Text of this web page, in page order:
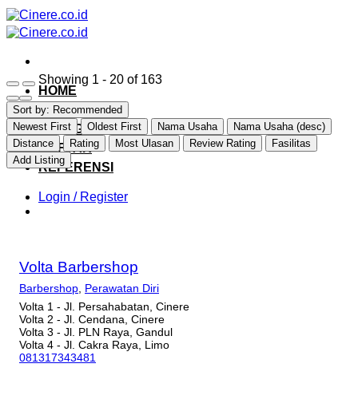
Skip
to
content
HOME
EXPLORE
CATEGORY
DAFTAR
REFERENSI
Login / Register
Showing 1 - 20 of 163
Sort by: Recommended
Newest First
Oldest First Nama Usaha
Nama Usaha (desc)
Distance
Rating Most Ulasan Review Rating
Fasilitas
Add Listing
Volta Barbershop
Barbershop Perawatan Diri
Volta 1 - Jl. Persahabatan, Cinere
Volta 2 - Jl. Cendana, Cinere
Volta 3 - Jl. PLN Raya, Gandul
Volta 4 - Jl. Cakra Raya, Limo
081317343481